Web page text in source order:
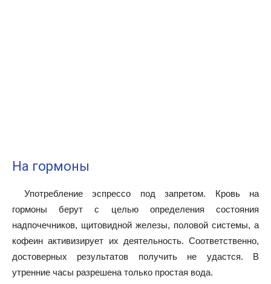
На гормоны
Употребление эспрессо под запретом. Кровь на
гормоны берут с целью определения состояния
надпочечников, щитовидной железы, половой системы, а
кофеин активизирует их деятельность. Соответственно,
достоверных результатов получить не удастся. В
утренние часы разрешена только простая вода.